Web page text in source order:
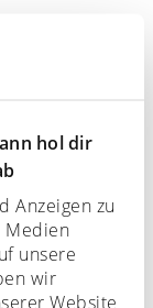
hol dir
Anzeigen zu
Medien
unsere
wir
Website